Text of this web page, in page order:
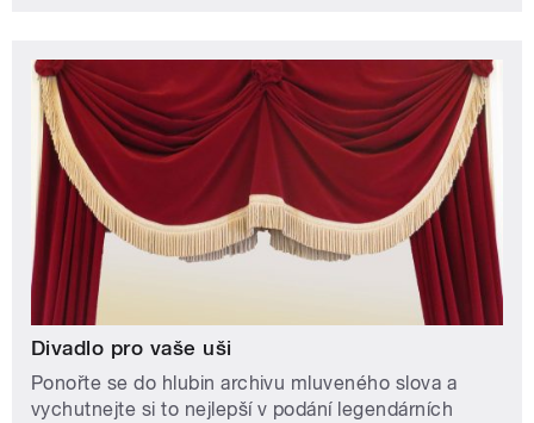
Divadlo pro vaše uši
Ponořte se do hlubin archivu mluveného slova a
vychutnejte si to nejlepší v podání legendárních